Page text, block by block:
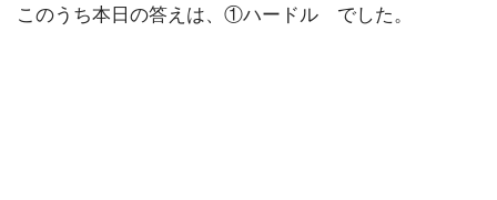
このうち本日の答えは、①ハードル でした。